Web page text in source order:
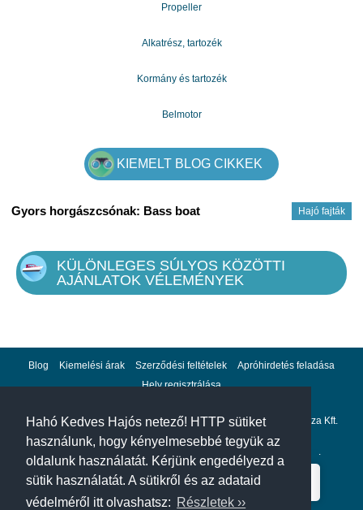
Hahó Kedves Hajós netező! HTTP sütiket
használunk, hogy kényelmesebbé tegyük az
oldalunk használatát. Kérjünk engedélyezd a
sütik használatát. A sütikről és az adataid
védelméről itt olvashatsz: Részletek ››
Propeller
Alkatrész, tartozék
Kormány és tartozék
Belmotor
KIEMELT BLOG CIKKEK
Hajó fajták
Gyors horgászcsónak: Bass boat
KÜLÖNLEGES SÚLYOS KÖZÖTTI
AJÁNLATOK VÉLEMÉNYEK
Blog Kiemelési árak Szerződési feltételek
Apróhirdetés feladása
Hely regisztrálása
Adatvédelem Impresszum A hahohajo.hu kiadója a GlobalPlaza Kft.
A hahohajo.hu online bankkártyás fizetési partnere az .